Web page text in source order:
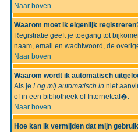
Naar boven
Waarom moet ik eigenlijk
Registratie geeft je toegang tot
naam, email en wachtwoord, de
Naar boven
Waarom wordt ik automatisch
Als je Log mij automatisch in niet
of in een bibliotheek of Internetcaf�.
Naar boven
Hoe kan ik vermijden dat mijn